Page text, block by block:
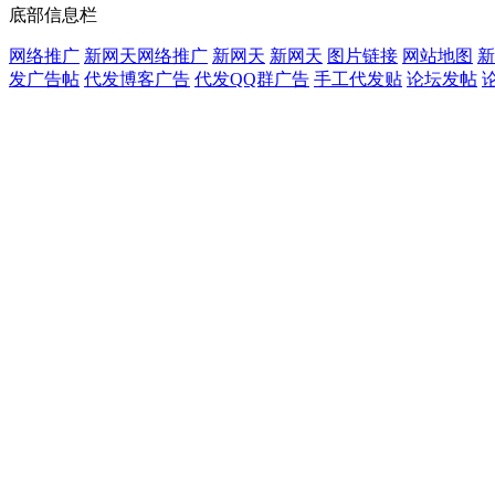
底部信息栏
网络推广 新网天网络推广 新网天 新网天 图片链接 网站地图
发广告帖 代发博客广告 代发QQ群广告 手工代发贴 论坛发帖